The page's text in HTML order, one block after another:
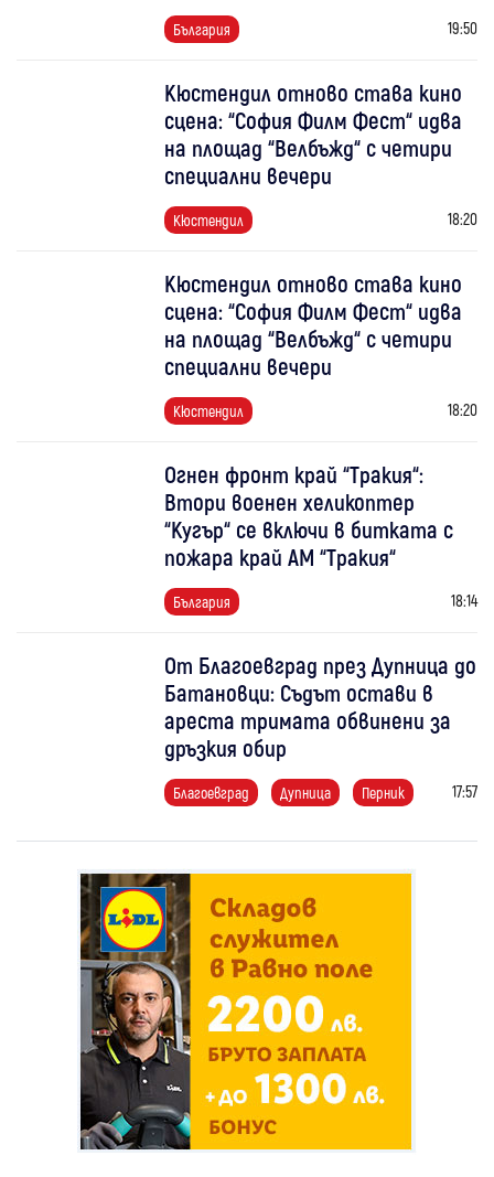
България 19:50
Кюстендил отново става кино
сцена: “София Филм Фест“ идва
на площад “Велбъжд“ с четири
специални вечери
Кюстендил 18:20
Кюстендил отново става кино
сцена: “София Филм Фест“ идва
на площад “Велбъжд“ с четири
специални вечери
Кюстендил 18:20
Огнен фронт край “Тракия“:
Втори военен хеликоптер
“Кугър“ се включи в битката с
пожара край АМ “Тракия“
България 18:14
От Благоевград през Дупница до
Батановци: Съдът остави в
ареста тримата обвинени за
дръзкия обир
Благоевград Дупница Перник 17:57